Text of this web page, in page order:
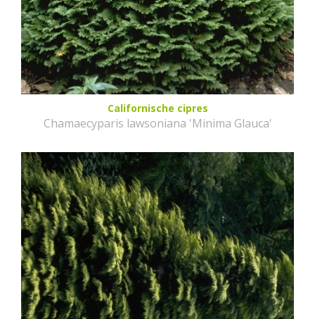
Californische cipres
Chamaecyparis lawsoniana 'Minima Glauca'